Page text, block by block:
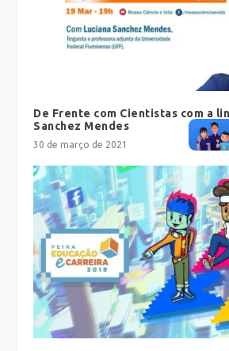
De Frente com Cientistas com a
Sanchez Mendes
30 de março de 2021